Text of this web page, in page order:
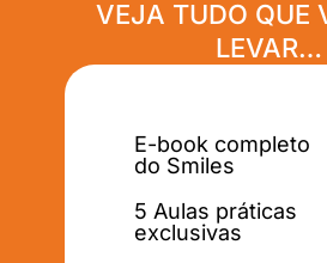
VEJA TUDO QUE
LEVAR…
E-book completo
do Smiles
5 Aulas práticas
exclusivas